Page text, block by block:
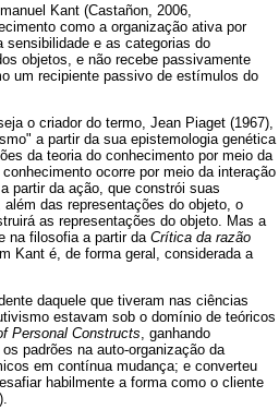
Kant (Castañon, 2006,
como a organização ativa por
sensibilidade e as categorias do
objetos, e não recebe passivamente
um recipiente passivo de estímulos do
o criador do termo, Jean Piaget (1967),
a partir da sua epistemologia genética
da teoria do conhecimento por meio da
ocorre por meio da interação
partir da ação, que constrói suas
das representações do objeto, o
as representações do objeto. Mas a
na filosofia a partir da Crítica da razão
Kant é, de forma geral, considerada a
daquele que tiveram nas ciências
estavam sob o domínio de teóricos
Personal Constructs, ganhando
padrões na auto-organização da
em contínua mudança; e converteu
habilmente a forma como o cliente